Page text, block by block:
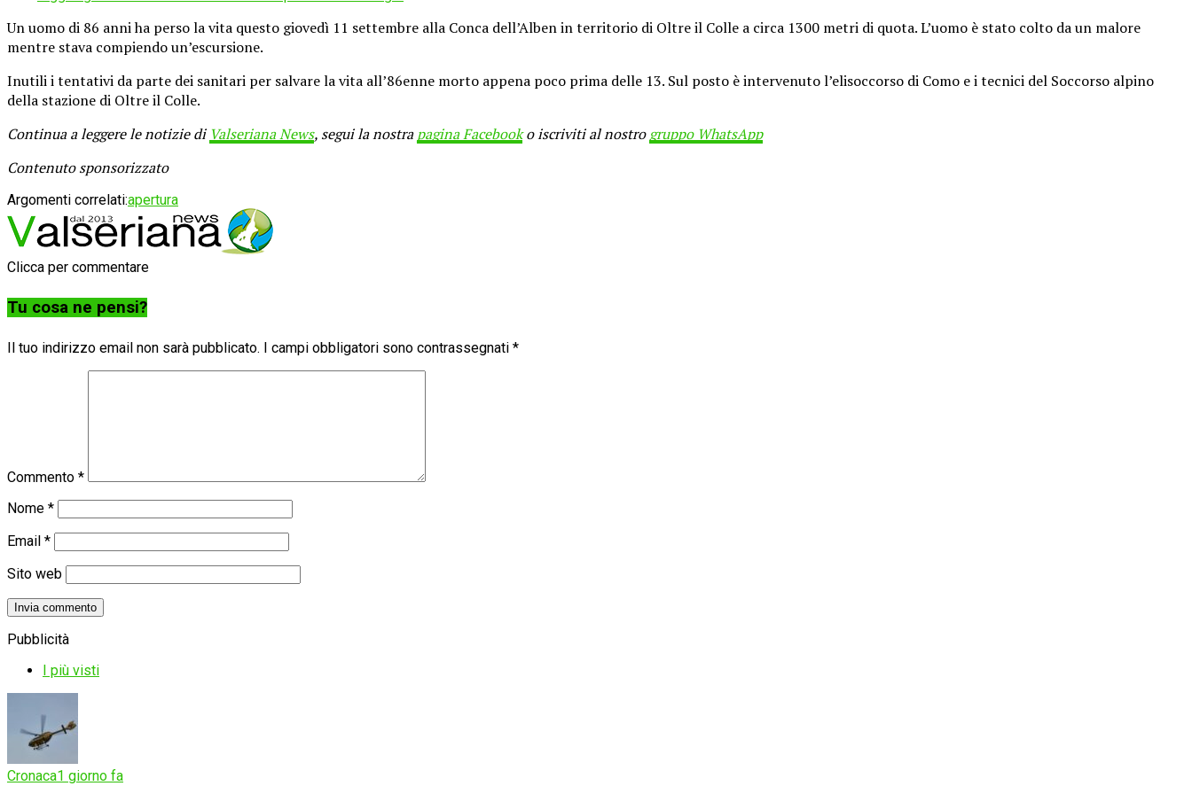
Un uomo di 86 anni ha perso la vita questo giovedì 11 settembre alla Conca dell’Alben in territorio di Oltre il Colle a circa 1300 metri di quota. L’uomo è stato colto da un malore
mentre stava compiendo un’escursione.
Inutili i tentativi da parte dei sanitari per salvare la vita all’86enne morto appena poco prima delle 13. Sul posto è intervenuto l’elisoccorso di Como e i tecnici del Soccorso alpino
della stazione di Oltre il Colle.
Continua a leggere le notizie di Valseriana News, segui la nostrapagina Facebooko iscriviti al nostrogruppo WhatsApp
Contenuto sponsorizzato
Argomenti correlati:apertura
Clicca per commentare
Tu cosa ne pensi?
Il tuo indirizzo email non sarà pubblicato. I campi obbligatori sono contrassegnati *
Commento *
Nome *
Email *
Sito web
Pubblicità
I più visti
Cronaca1 giorno fa